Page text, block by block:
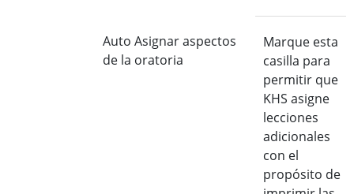
Auto Asignar aspectos
de la oratoria
Marque esta
casilla para
permitir que
KHS asigne
lecciones
adicionales
con el
propósito de